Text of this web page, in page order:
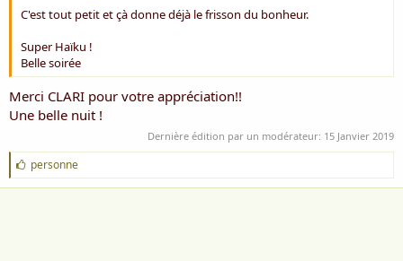
C'est tout petit et çà donne déjà le frisson du bonheur.
Super Haïku !
Belle soirée
Merci CLARI pour votre appréciation!!
Une belle nuit !
Dernière édition par un modérateur: 15 Janvier 2019
J
'
a
personne